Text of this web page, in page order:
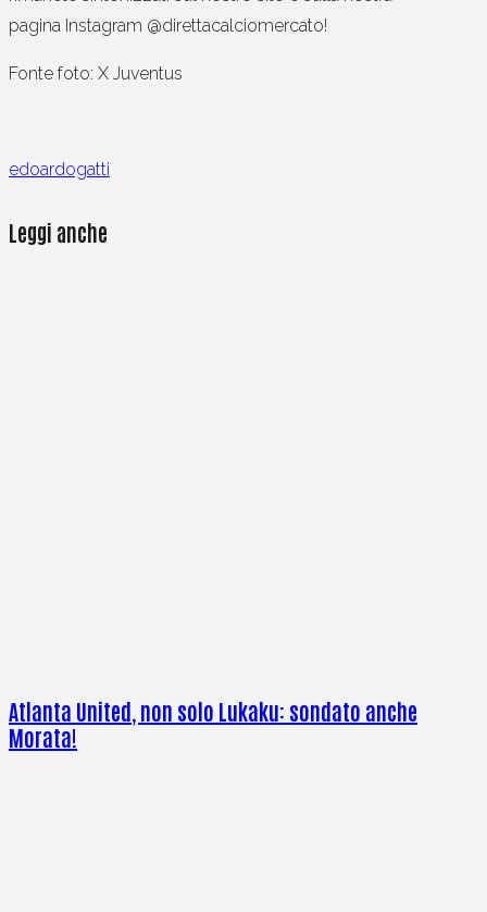
pagina Instagram @direttacalciomercato!
Fonte foto: X Juventus
edoardogatti
Leggi anche
Atlanta United, non solo Lukaku: sondato anche
Morata!